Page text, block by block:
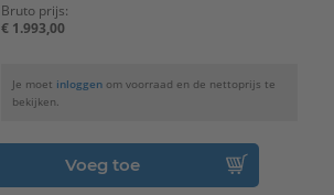
Bruto prijs:
€ 1.993,00
Je moet inloggen om voorraad en de nettoprijs te
bekijken.
Voeg toe